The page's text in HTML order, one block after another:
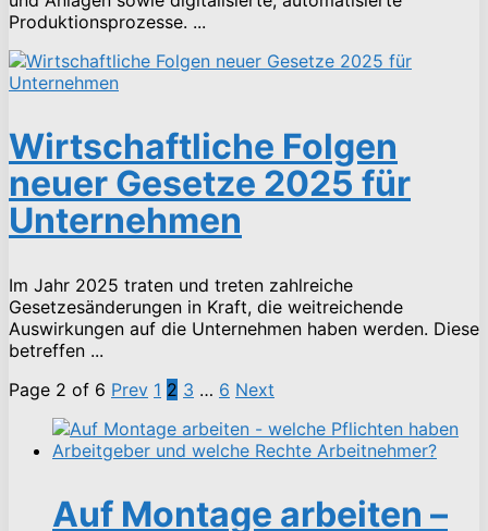
Produktionsprozesse. ...
Wirtschaftliche Folgen
neuer Gesetze 2025 für
Unternehmen
Im Jahr 2025 traten und treten zahlreiche
Gesetzesänderungen in Kraft, die weitreichende
Auswirkungen auf die Unternehmen haben werden. Diese
betreffen ...
Page 2 of 6 Prev 1 2 3 … 6 Next
Auf Montage arbeiten –